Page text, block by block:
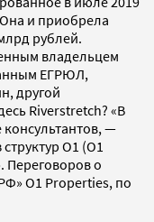
и приобрела
рублей.
владельцем
ЕГРЮЛ,
другой
Riverstretch? «В
консультантов, —
О1 (O1
Переговоров о
O1 Properties, по